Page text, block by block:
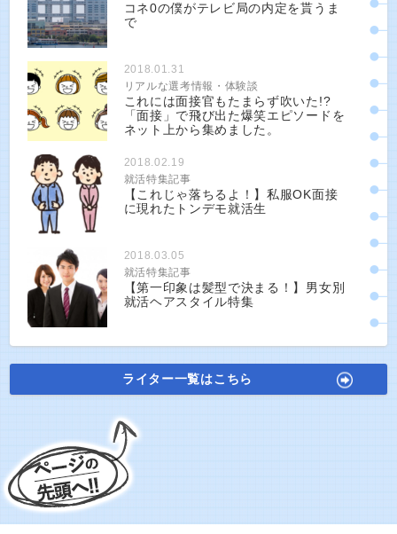
コネ0の僕がテレビ局の内定を貰うま
で
2018.01.31
リアルな選考情報・体験談
これには面接官もたまらず吹いた!?
「面接」で飛び出た爆笑エピソードを
ネット上から集めました。
2018.02.19
就活特集記事
【これじゃ落ちるよ！】私服OK面接
に現れたトンデモ就活生
2018.03.05
就活特集記事
【第一印象は髪型で決まる！】男女別
就活ヘアスタイル特集
ライター一覧はこちら